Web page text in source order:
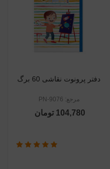
دفتر پرونوت نقاشی 60 برگ
مرجع: PN-9076
104,780 تومان